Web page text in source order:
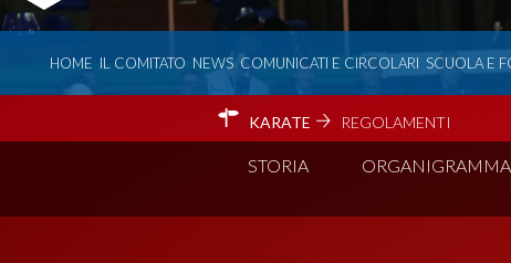
HOME IL COMITATO NEWS COMUNICATI E CIRCOLARI SCUOLA E
KARATE REGOLAMENTI
STORIA ORGANIGRAMMA